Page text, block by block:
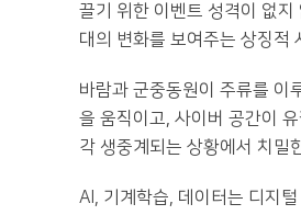
끌기 위한 이벤트 성격이 없지
대의 변화를 보여주는 상징적
바람과 군중동원이 주류를 이
을 움직이고, 사이버 공간이
각 생중계되는 상황에서 치밀
AI, 기계학습, 데이터는 디지